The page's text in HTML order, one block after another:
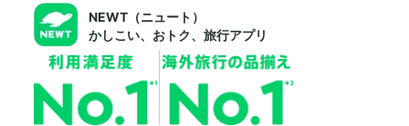
NEWT（ニュート）
かしこい、おトク、旅行アプリ